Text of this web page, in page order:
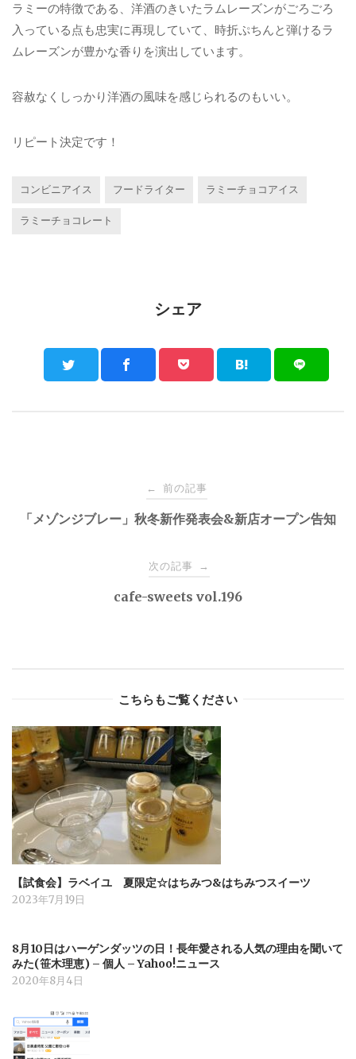
ラミーの特徴である、洋酒のきいたラムレーズンがごろごろ
入っている点も忠実に再現していて、時折ぷちんと弾けるラ
ムレーズンが豊かな香りを演出しています。
容赦なくしっかり洋酒の風味を感じられるのもいい。
リピート決定です！
コンビニアイス フードライター ラミーチョコアイス
ラミーチョコレート
シェア
navigation
← 前の記事
「メゾンジブレー」秋冬新作発表会&新店オープン告知
次の記事 →
cafe-sweets vol.196
こちらもご覧ください
【試食会】ラベイユ 夏限定☆はちみつ&はちみつスイーツ
2023年7月19日
8月10日はハーゲンダッツの日！長年愛される人気の理由を聞いて
みた(笹木理恵) – 個人 – Yahoo!ニュース
2020年8月4日